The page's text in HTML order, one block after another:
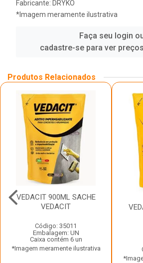
Fabricante: DRYKO
*Imagem meramente ilustrativa
Faça seu login
cadastre-se para ver
Produtos Relacionados
VEDACIT 900ML SACHE
VEDACIT
Código: 35011
Embalagem: UN
Caixa contém 6 un
*Imagem meramente ilustrativa